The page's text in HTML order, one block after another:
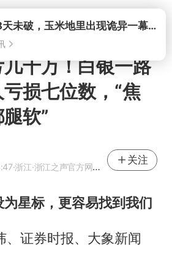
打开西平命案8天未破，玉米地里出现诡异一幕，我突然想起了欧金中
十万！白银一路
损七位数，“焦
软”
·浙江·浙江之声官方网易号
关注
为星标，更容易找到我们
、证券时报、大象新闻